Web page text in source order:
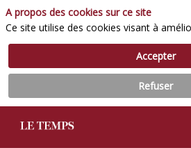
A propos des cookies sur ce site
Ce site utilise des cookies visant à
Accepter
Refuser